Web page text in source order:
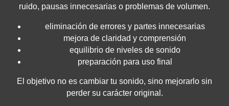
ruido, pausas innecesarias o problemas de volumen.
eliminación de errores y partes innecesarias
mejora de claridad y comprensión
equilibrio de niveles de sonido
preparación para uso final
El objetivo no es cambiar tu sonido, sino mejorarlo sin
perder su carácter original.